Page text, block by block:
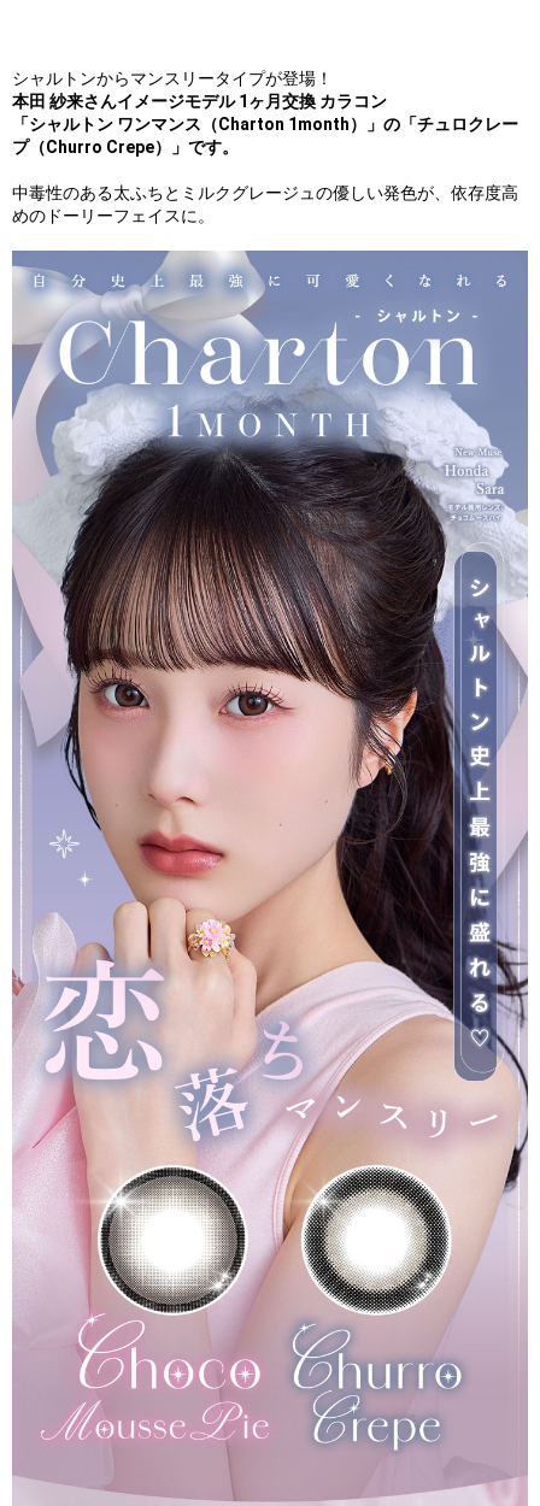
シャルトンからマンスリータイプが登場！
本田 紗来さんイメージモデル 1ヶ月交換 カラコン
「シャルトン ワンマンス（Charton 1month）」の「チュロクレー
プ（Churro Crepe）」です。
中毒性のある太ふちとミルクグレージュの優しい発色が、依存度高
めのドーリーフェイスに。